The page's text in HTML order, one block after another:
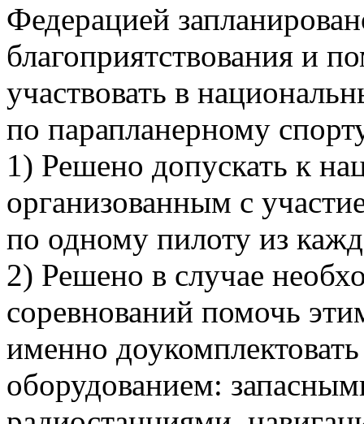
Федерацией
благоприятствования и
участвовать в
по парапланерному
1) Решено допускать к
организованным с
по одному пилоту из
2) Решено в случае
соревнований помочь
именно
оборудованием: